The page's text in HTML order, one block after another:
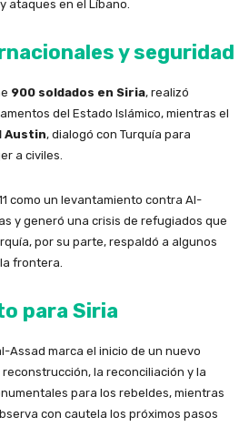
ataques en el Líbano.
y seguridad
900 soldados en Siria, realizó
del Estado Islámico, mientras el
Austin, dialogó con Turquía para
a civiles.
como un levantamiento contra Al-
y generó una crisis de refugiados que
por su parte, respaldó a algunos
frontera.
para Siria
Assad marca el inicio de un nuevo
la reconciliación y la
para los rebeldes, mientras
con cautela los próximos pasos